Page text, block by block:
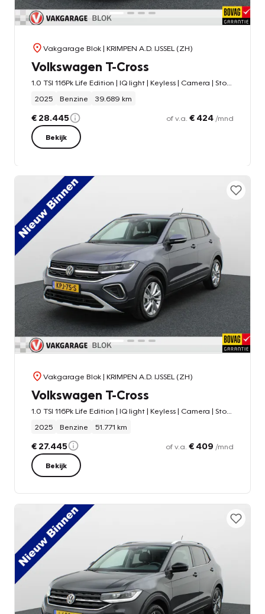
Vakgarage Blok| KRIMPEN A.D. IJSSEL (ZH)
Volkswagen T-Cross
2025
Benzine 39.689 km
€ 28.445 of v.a. € 424 /mnd
Bekijk
Vakgarage Blok| KRIMPEN A.D. IJSSEL (ZH)
Volkswagen T-Cross
2025
Benzine 51.771 km
€ 27.445 of v.a. € 409 /mnd
Bekijk